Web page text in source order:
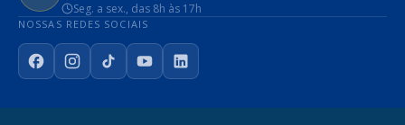
Seg. a sex., das 8h às 17h
NOSSAS REDES SOCIAIS
FacebookInstagram
TikTokYouTubeLinkedIn